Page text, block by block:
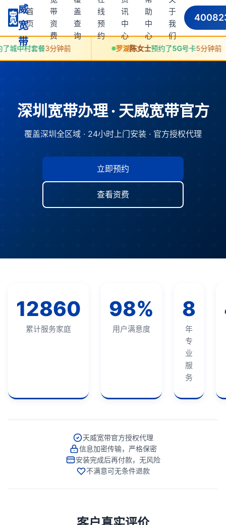
威
宽
带
首
页
带
资
费
盖
查
询
线
预
约
讯
中
心
助
中
心
于
我
们
3分钟前 预约了5G号卡5分钟前
深圳宽带办理 · 天威宽带官方
覆盖深圳全区域 · 24小时上门安装 · 官方授权代理
立即预约
查看资费
12860
累计服务家庭
98%
用户满意度
8
年
专
业
服
务
天威宽带官方授权代理
信息加密传输，严格保密
安装完成后再付款，无风险
不满意可无条件退款